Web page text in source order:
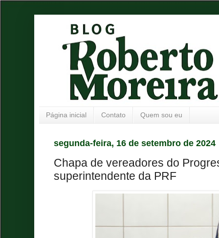
Página inicial Contato Quem sou eu
segunda-feira, 16 de setembro de 2024
Chapa de vereadores do
superintendente da PRF